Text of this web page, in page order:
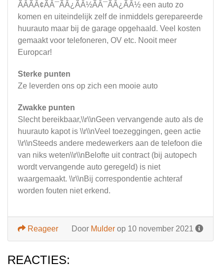
ÃÂÃÂ¢ÃÂ¯ÃÂ¿ÃÂ½ÃÂ¯ÃÂ¿ÃÂ½ een auto zo
komen en uiteindelijk zelf de inmiddels gerepareerde
huurauto maar bij de garage opgehaald. Veel kosten
gemaakt voor telefoneren, OV etc. Nooit meer
Europcar!
Sterke punten
Ze leverden ons op zich een mooie auto
Zwakke punten
Slecht bereikbaar,\\r\\nGeen vervangende auto als de
huurauto kapot is \\r\\nVeel toezeggingen, geen actie
\\r\\nSteeds andere medewerkers aan de telefoon die
van niks weten\\r\\nBelofte uit contract (bij autopech
wordt vervangende auto geregeld) is niet
waargemaakt. \\r\\nBij correspondentie achteraf
worden fouten niet erkend.
Door Mulder op 10 november 2021
Reageer
REACTIES: